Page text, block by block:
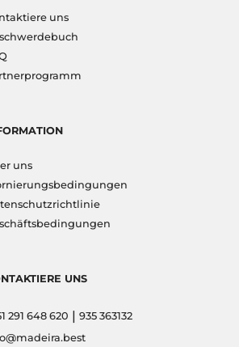
uns
uns
UNS
291 648 620 | 935 363132